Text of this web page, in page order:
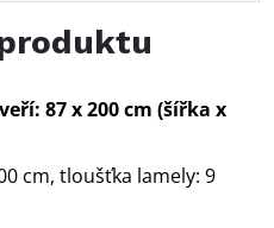
87 x 200 cm (šířka x
cm, tloušťka lamely: 9